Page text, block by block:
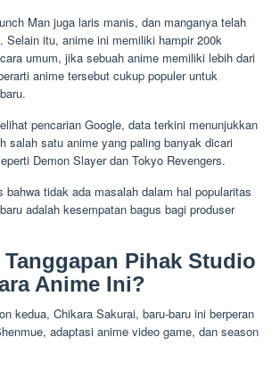
Man juga laris manis, dan manganya telah
Selain itu, anime ini memiliki hampir 200k
umum, jika sebuah anime memiliki lebih dari
anime tersebut cukup populer untuk
pencarian Google, data terkini menunjukkan
salah satu anime yang paling banyak dicari
Demon Slayer dan Tokyo Revengers.
bahwa tidak ada masalah dalam hal popularitas
adalah kesempatan bagus bagi produser
Tanggapan Pihak Studio
Anime Ini?
kedua, Chikara Sakurai, baru-baru ini berperan
adaptasi anime video game, dan season